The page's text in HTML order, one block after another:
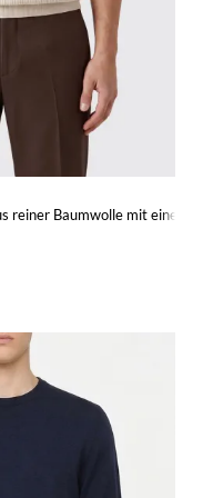
reiner Baumwolle mit einer